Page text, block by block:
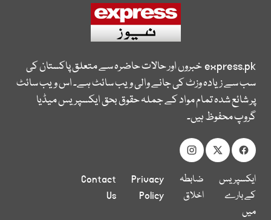
express.pkخبروں اور حالات حاضرہ سے متعلق پاکستان کی
سب سے زیادہ وزٹ کی جانے والی ویب سائٹ ہے۔ اس ویب سائٹ
پر شائع شدہ تمام مواد کے جملہ حقوق بحق ایکسپریس میڈیا
گروپ محفوظ ہیں۔
ایکسپریس
کے بارے
میں
ضابطہ
اخلاق
Privacy
Policy
Contact
Us